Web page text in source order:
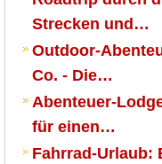
Strecken und…
Outdoor-
Co. - Die…
Abenteuer-
für einen…
Fahrrad-Urlaub: